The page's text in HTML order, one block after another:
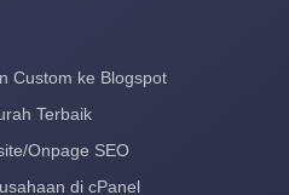
Custom ke Blogspot
Terbaik
Onpage SEO
di cPanel